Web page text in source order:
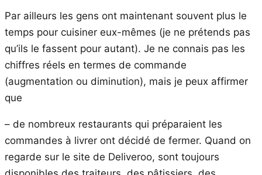
Par ailleurs les gens ont maintenant souvent plus le
temps pour cuisiner eux-mêmes (je ne prétends pas
qu’ils le fassent pour autant). Je ne connais pas les
chiffres réels en termes de commande
(augmentation ou diminution), mais je peux affirmer
que
– de nombreux restaurants qui préparaient les
commandes à livrer ont décidé de fermer. Quand on
regarde sur le site de Deliveroo, sont toujours